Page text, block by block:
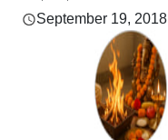
September 19, 2018